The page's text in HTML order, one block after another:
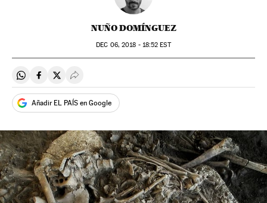
NUÑO DOMÍNGUEZ
DEC 06, 2018 - 18:52 EST
Compartir en Whatsapp
Compartir en Facebook
Compartir en Twitter
Desplegar Redes Sociales
Añadir EL PAÍS en Google